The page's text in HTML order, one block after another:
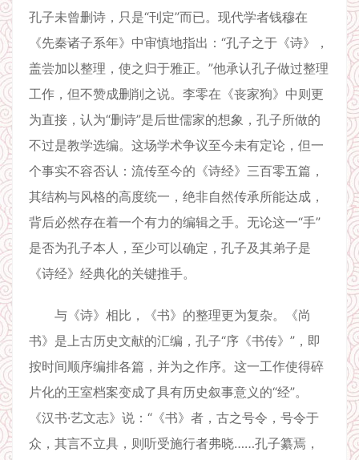
孔子未曾删诗，只是“刊定”而已。现代学者钱穆在
《先秦诸子系年》中审慎地指出：“孔子之于《诗》，
盖尝加以整理，使之归于雅正。”他承认孔子做过整理
工作，但不赞成删削之说。李零在《丧家狗》中则更
为直接，认为“删诗”是后世儒家的想象，孔子所做的
不过是教学选编。这场学术争议至今未有定论，但一
个事实不容否认：流传至今的《诗经》三百零五篇，
其结构与风格的高度统一，绝非自然传承所能达成，
背后必然存在着一个有力的编辑之手。无论这一“手”
是否为孔子本人，至少可以确定，孔子及其弟子是
《诗经》经典化的关键推手。
与《诗》相比，《书》的整理更为复杂。《尚
书》是上古历史文献的汇编，孔子“序《书传》”，即
按时间顺序编排各篇，并为之作序。这一工作使得碎
片化的王室档案变成了具有历史叙事意义的“经”。
《汉书·艺文志》说：“《书》者，古之号令，号令于
众，其言不立具，则听受施行者弗晓……孔子纂焉，